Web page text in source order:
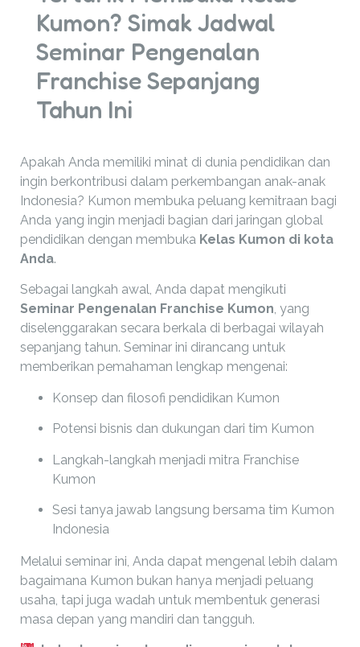
Kumon? Simak Jadwal
Seminar Pengenalan
Franchise Sepanjang
Tahun Ini
Apakah Anda memiliki minat di dunia pendidikan dan
ingin berkontribusi dalam perkembangan anak-anak
Indonesia? Kumon membuka peluang kemitraan bagi
Anda yang ingin menjadi bagian dari jaringan global
pendidikan dengan membuka Kelas Kumon di kota
Anda.
Sebagai langkah awal, Anda dapat mengikuti
Seminar Pengenalan Franchise Kumon, yang
diselenggarakan secara berkala di berbagai wilayah
sepanjang tahun. Seminar ini dirancang untuk
memberikan pemahaman lengkap mengenai:
Konsep dan filosofi pendidikan Kumon
Potensi bisnis dan dukungan dari tim Kumon
Langkah-langkah menjadi mitra Franchise
Kumon
Sesi tanya jawab langsung bersama tim Kumon
Indonesia
Melalui seminar ini, Anda dapat mengenal lebih dalam
bagaimana Kumon bukan hanya menjadi peluang
usaha, tapi juga wadah untuk membentuk generasi
masa depan yang mandiri dan tangguh.